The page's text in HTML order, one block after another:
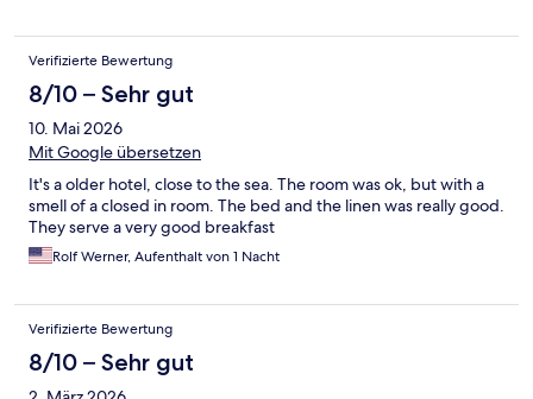
Verifizierte Bewertung
8/10 – Sehr gut
10. Mai 2026
Mit Google übersetzen
It's a older hotel, close to the sea. The room was ok, but with a
smell of a closed in room. The bed and the linen was really good.
They serve a very good breakfast
Rolf Werner, Aufenthalt von 1 Nacht
Verifizierte Bewertung
8/10 – Sehr gut